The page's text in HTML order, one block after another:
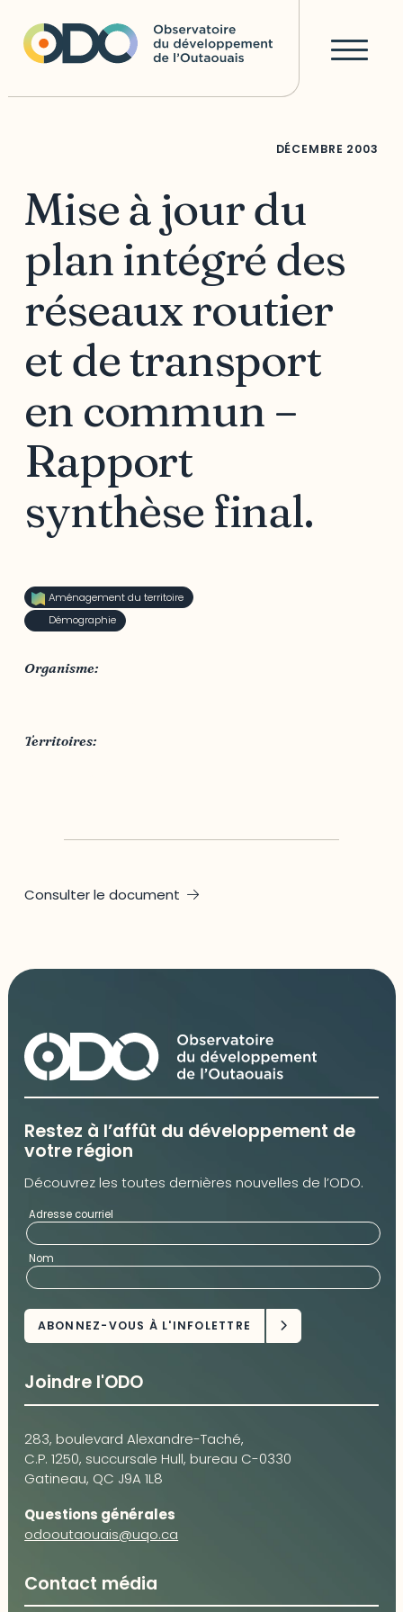
DÉCEMBRE 2003
Mise à jour du
plan intégré des
réseaux routier
et de transport
en commun –
Rapport
synthèse final.
Aménagement du territoire
Démographie
Organisme:
Territoires:
Consulter le document
Restez à l’affût du développement de
votre région
Découvrez les toutes dernières nouvelles de l’ODO.
Adresse courriel
Nom
Joindre l'ODO
283, boulevard Alexandre-Taché,
C.P. 1250, succursale Hull, bureau C-0330
Gatineau, QC J9A 1L8
Questions générales
odooutaouais@uqo.ca
Contact média